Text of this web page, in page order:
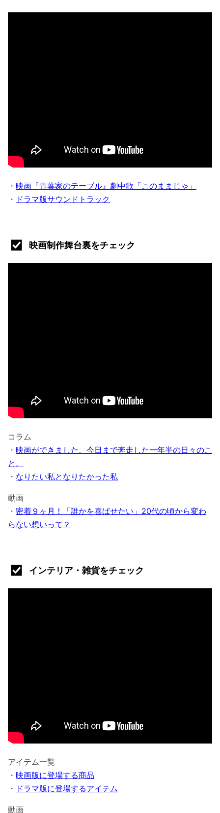
・ 映画『青葉家のテーブル』劇中歌「このままじゃ」
・ ドラマ版サウンドトラック
映画制作舞台裏をチェック
コラム
・ 映画ができました。今日まで奔走した一年半の日々のこ
と。
・ なりたい私となりたかった私
動画
・ 密着９ヶ月！「誰かを喜ばせたい」20代の頃から変わ
らない想いって？
インテリア・雑貨をチェック
アイテム一覧
・ 映画版に登場する商品
・ ドラマ版に登場するアイテム
動画